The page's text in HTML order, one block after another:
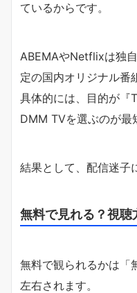
ているからです。
ABEMAやNetflixは独
定の国内オリジナル番
具体的には、目的が『
DMM TVを選ぶのが最
結果として、配信迷子
無料で見れる？視
無料で観られるかは「
左右されます。